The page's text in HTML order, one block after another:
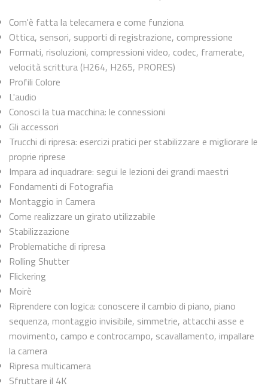
Com'è fatta la telecamera e come funziona
Ottica, sensori, supporti di registrazione, compressione
Formati, risoluzioni, compressioni video, codec, framerate,
velocità scrittura (H264, H265, PRORES)
Profili Colore
L'audio
Conosci la tua macchina: le connessioni
Gli accessori
Trucchi di ripresa: esercizi pratici per stabilizzare e migliorare le
proprie riprese
Impara ad inquadrare: segui le lezioni dei grandi maestri
Fondamenti di Fotografia
Montaggio in Camera
Come realizzare un girato utilizzabile
Stabilizzazione
Problematiche di ripresa
Rolling Shutter
Flickering
Moirè
Riprendere con logica: conoscere il cambio di piano, piano
sequenza, montaggio invisibile, simmetrie, attacchi asse e
movimento, campo e controcampo, scavallamento, impallare
la camera
Ripresa multicamera
Sfruttare il 4K